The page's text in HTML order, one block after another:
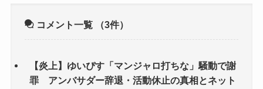
コメント一覧 （3件）
【炎上】ゆいぴす「マンジャロ打ちな」騒動で謝
罪 アンバサダー辞退・活動休止の真相とネット